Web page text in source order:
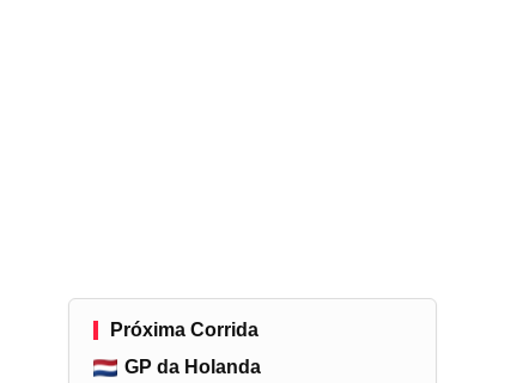
Próxima Corrida
GP da Holanda